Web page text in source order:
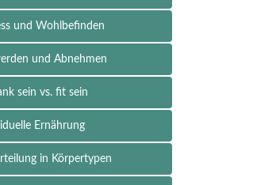
und Wohlbefinden
und Abnehmen
sein vs. fit sein
Ernährung
in Körpertypen